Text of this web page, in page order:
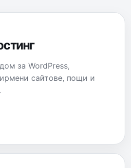
за WordPress,
сайтове, пощи и